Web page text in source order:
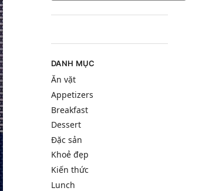
DANH MỤC
Ăn vặt
Appetizers
Breakfast
Dessert
Đặc sản
Khoẻ đẹp
Kiến thức
Lunch